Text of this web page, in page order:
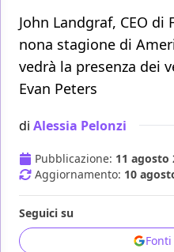
John Landgraf, CEO di
nona stagione di
vedrà la presenza dei
Evan Peters
di Alessia Pelonzi
Pubblicazione: 11 agosto
Aggiornamento: 10
Seguici su